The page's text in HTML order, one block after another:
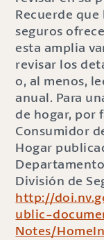
Recuerde
seguros
esta amplia
revisar los
o, al menos,
anual. Para
de hogar, por
Consumidor
Hogar
División de
http://
ublic-
Notes/